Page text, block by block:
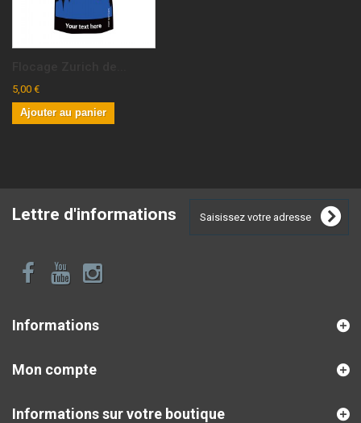
5,00 €
Ajouter au panier
Lettre d'informations
Informations
Mon compte
Informations sur votre boutique